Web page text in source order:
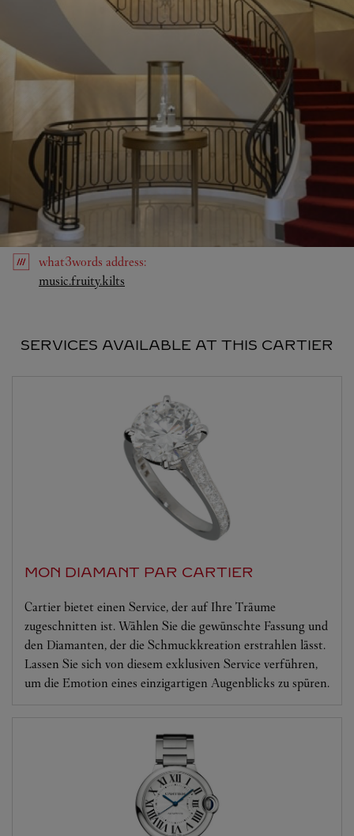
what3words address:
music.fruity.kilts
SERVICES AVAILABLE AT THIS CARTIER
MON DIAMANT PAR CARTIER
Cartier bietet einen Service, der auf Ihre Träume
zugeschnitten ist. Wählen Sie die gewünschte Fassung und
den Diamanten, der die Schmuckkreation erstrahlen lässt.
Lassen Sie sich von diesem exklusiven Service verführen,
um die Emotion eines einzigartigen Augenblicks zu spüren.